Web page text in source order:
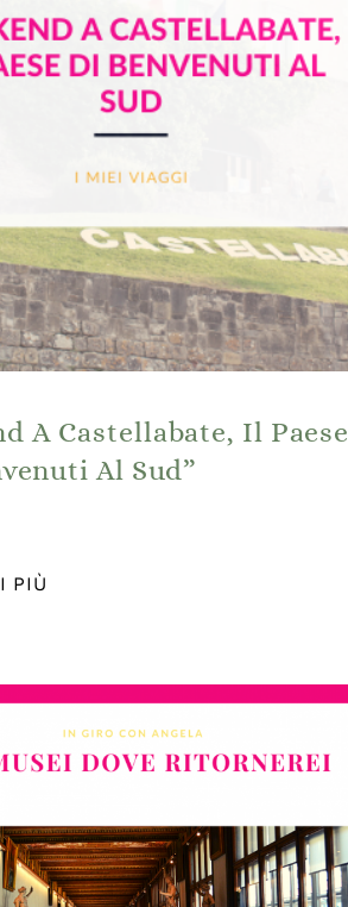
A Castellabate, Il Paese
Al Sud”
PIÙ